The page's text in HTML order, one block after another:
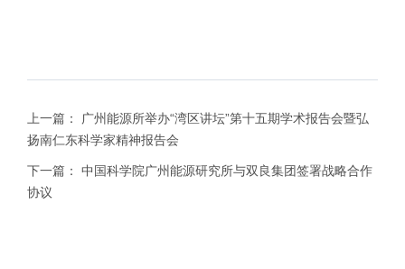
上一篇：
广州能源所举办“湾区讲坛”第十五期学术报告会暨弘
扬南仁东科学家精神报告会
下一篇：
中国科学院广州能源研究所与双良集团签署战略合作
协议